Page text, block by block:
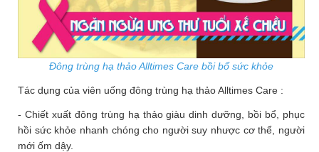
Đông trùng hạ thảo Alltimes Care bồi bổ sức khỏe
Tác dụng của viên uống đông trùng hạ thảo Alltimes Care :
- Chiết xuất đông trùng hạ thảo giàu dinh dưỡng, bồi bổ, phục
hồi sức khỏe nhanh chóng cho người suy nhược cơ thể, người
mới ốm dậy.